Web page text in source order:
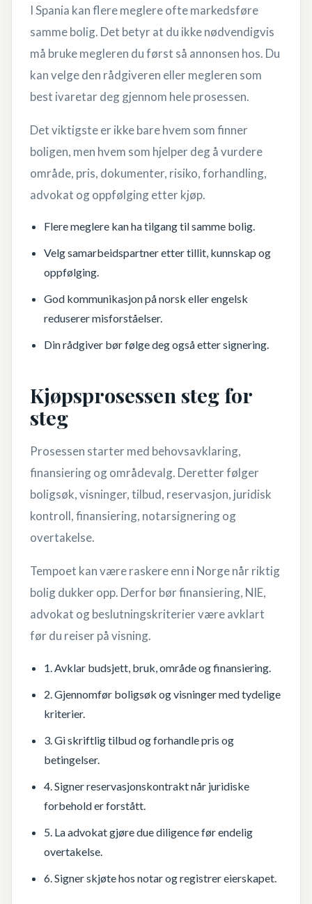
I Spania kan flere meglere ofte markedsføre
samme bolig. Det betyr at du ikke nødvendigvis
må bruke megleren du først så annonsen hos. Du
kan velge den rådgiveren eller megleren som
best ivaretar deg gjennom hele prosessen.
Det viktigste er ikke bare hvem som finner
boligen, men hvem som hjelper deg å vurdere
område, pris, dokumenter, risiko, forhandling,
advokat og oppfølging etter kjøp.
Flere meglere kan ha tilgang til samme bolig.
Velg samarbeidspartner etter tillit, kunnskap og
oppfølging.
God kommunikasjon på norsk eller engelsk
reduserer misforståelser.
Din rådgiver bør følge deg også etter signering.
Kjøpsprosessen steg for
steg
Prosessen starter med behovsavklaring,
finansiering og områdevalg. Deretter følger
boligsøk, visninger, tilbud, reservasjon, juridisk
kontroll, finansiering, notarsignering og
overtakelse.
Tempoet kan være raskere enn i Norge når riktig
bolig dukker opp. Derfor bør finansiering, NIE,
advokat og beslutningskriterier være avklart
før du reiser på visning.
1. Avklar budsjett, bruk, område og finansiering.
2. Gjennomfør boligsøk og visninger med tydelige
kriterier.
3. Gi skriftlig tilbud og forhandle pris og
betingelser.
4. Signer reservasjonskontrakt når juridiske
forbehold er forstått.
5. La advokat gjøre due diligence før endelig
overtakelse.
6. Signer skjøte hos notar og registrer eierskapet.